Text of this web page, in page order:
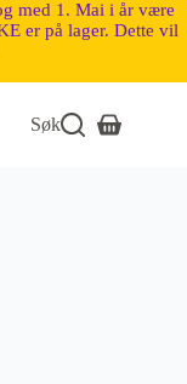
med 1. Mai i år være
er på lager. Dette vil
Søk